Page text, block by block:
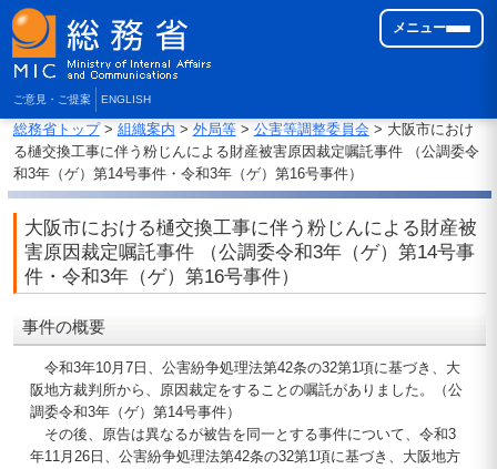
ご意見・ご提案 ENGLISH
メニュー
総務省トップ> 組織案内 > 外局等> 公害等調整委員会 > 大阪市におけ
る樋交換工事に伴う粉じんによる財産被害原因裁定嘱託事件 （公調委令
和3年（ゲ）第14号事件・令和3年（ゲ）第16号事件）
大阪市における樋交換工事に伴う粉じんによる財産被
害原因裁定嘱託事件 （公調委令和3年（ゲ）第14号事
件・令和3年（ゲ）第16号事件）
事件の概要
令和3年10月7日、公害紛争処理法第42条の32第1項に基づき、大
阪地方裁判所から、原因裁定をすることの嘱託がありました。（公
調委令和3年（ゲ）第14号事件）
その後、原告は異なるが被告を同一とする事件について、令和3
年11月26日、公害紛争処理法第42条の32第1項に基づき、大阪地方